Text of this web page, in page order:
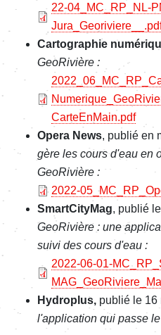
File22-04_MC_RP_NL-
Cartographie
GeoRivière :
File
CarteEnMain.pdf
Opera News, publié en
gère les cours d'eau en
GeoRivière :
File2022-
SmartCityMag, publié
GeoRivière : une
suivi des cours d'eau :
File2022-06-01-
Hydroplus, publié le 16
l'application qui passe